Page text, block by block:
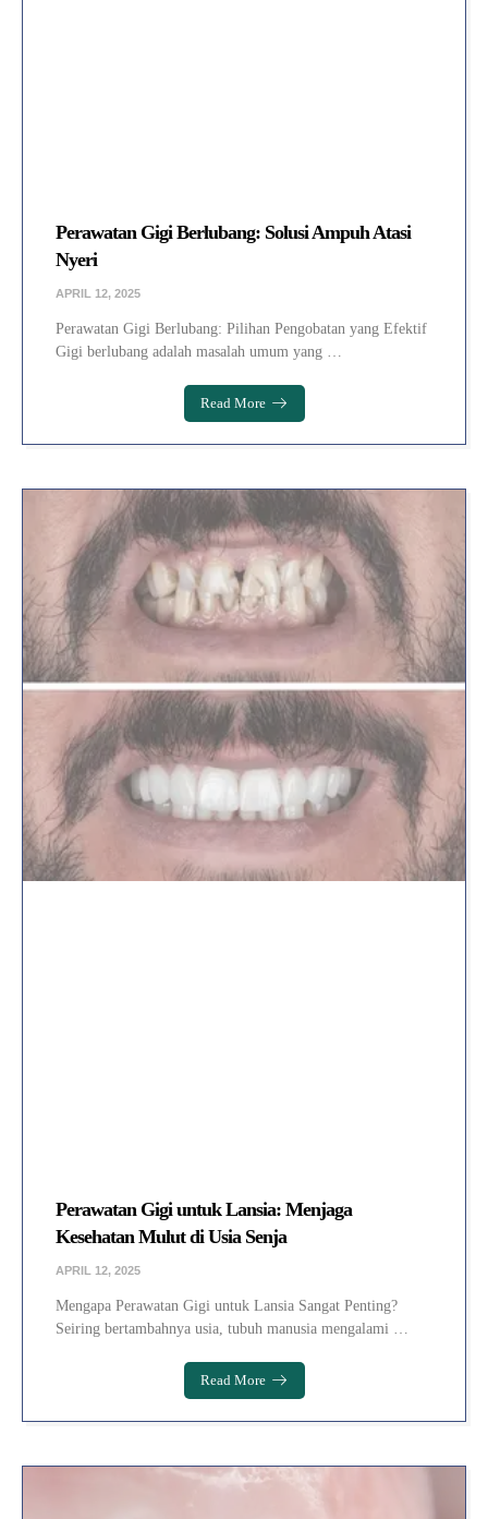
Perawatan Gigi Berlubang: Solusi Ampuh Atasi
Nyeri
APRIL 12, 2025
Perawatan Gigi Berlubang: Pilihan Pengobatan yang Efektif
Gigi berlubang adalah masalah umum yang …
Read More
Perawatan Gigi untuk Lansia: Menjaga
Kesehatan Mulut di Usia Senja
APRIL 12, 2025
Mengapa Perawatan Gigi untuk Lansia Sangat Penting?
Seiring bertambahnya usia, tubuh manusia mengalami …
Read More